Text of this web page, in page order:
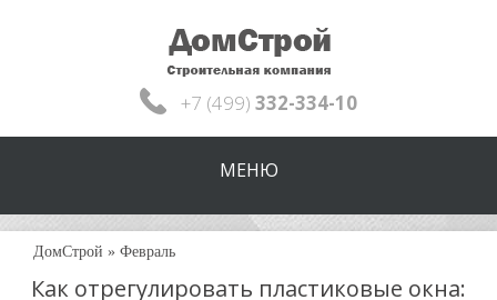
+7 (499) 332-334-10
МЕНЮ
ДомСтрой » Февраль
Как отрегулировать пластиковые окна: